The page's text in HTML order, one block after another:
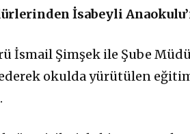
İsabeyli
Şimşek ile Şube
okulda yürütülen